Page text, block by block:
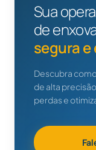
Sua
de
segura
Descubra
de alta
perdas e